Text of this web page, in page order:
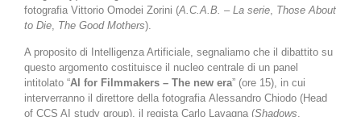
fotografia Vittorio Omodei Zorini (A.C.A.B. – La serie Those About
to Die The Good Mothers).
A proposito di Intelligenza Artificiale, segnaliamo che il dibattito su
questo argomento costituisce il nucleo centrale di un panel
intitolato “AI for Filmmakers – The new era” (ore 15), in cui
interverranno il direttore della fotografia Alessandro Chiodo (Head
of CCS AI study group), il regista Carlo Lavagna (Shadows,